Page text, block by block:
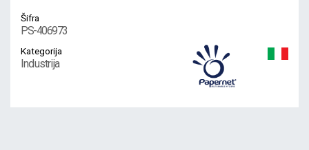
Šifra
PS-406973
Kategorija
Industrija